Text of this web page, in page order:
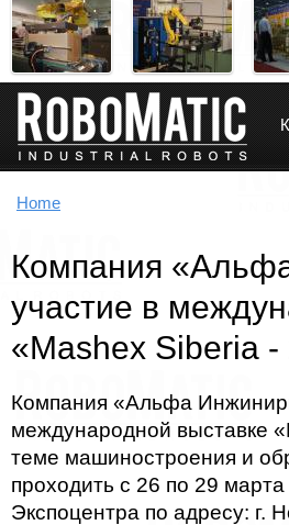
You are here
Home
Компания
участие в
«Mashex Siberia -
Компания «Альфа
международной выставке
теме машиностроения и
проходить с 26 по 29
Экспоцентра по адресу: г.